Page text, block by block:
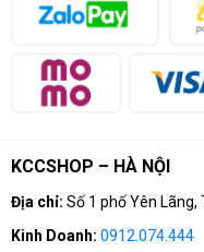
Email:
KCCSHOP – HÀ NỘI
Địa chỉ: Số 1 phố Yên Lãng,
Kinh Doanh: 0912.074.444